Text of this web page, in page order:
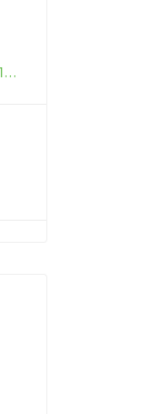
Комод «Тироль», отделка: старение (сосна)